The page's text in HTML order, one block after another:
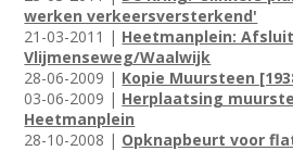
werken verkeersversterkend'
21-03-2011 | Heetmanplein:
Vlijmenseweg/Waalwijk
28-06-2009 | Kopie Muursteen
03-06-2009 | Herplaatsing
Heetmanplein
28-10-2008 | Opknapbeurt voor